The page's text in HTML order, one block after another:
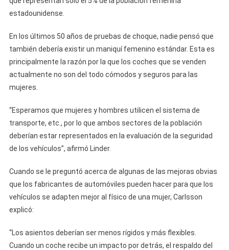
estadounidense.
En los últimos 50 años de pruebas de choque, nadie pensó que
también debería existir un maniquí femenino estándar. Esta es
principalmente la razón por la que los coches que se venden
actualmente no son del todo cómodos y seguros para las
mujeres.
“Esperamos que mujeres y hombres utilicen el sistema de
transporte, etc., por lo que ambos sectores de la población
deberían estar representados en la evaluación de la seguridad
de los vehículos”, afirmó Linder.
Cuando se le preguntó acerca de algunas de las mejoras obvias
que los fabricantes de automóviles pueden hacer para que los
vehículos se adapten mejor al físico de una mujer, Carlsson
explicó:
“Los asientos deberían ser menos rígidos y más flexibles.
Cuando un coche recibe un impacto por detrás, el respaldo del